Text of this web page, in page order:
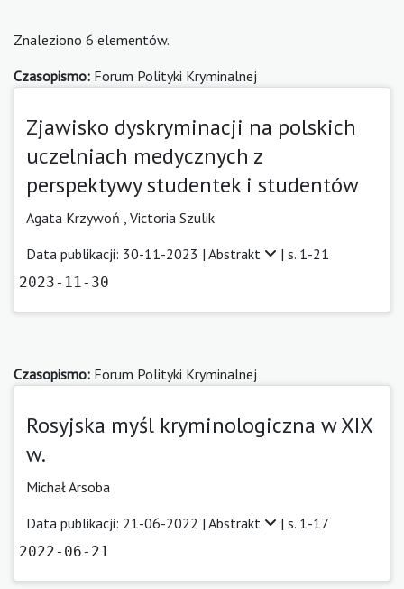
Znaleziono 6 elementów.
Czasopismo: Forum Polityki Kryminalnej
Zjawisko dyskryminacji na polskich
uczelniach medycznych z
perspektywy studentek i studentów
Agata Krzywoń Victoria Szulik
Data publikacji: 30-11-2023 | Abstrakt | s. 1-21
2023-11-30
Czasopismo: Forum Polityki Kryminalnej
Rosyjska myśl kryminologiczna w XIX
w.
Michał Arsoba
Data publikacji: 21-06-2022 | Abstrakt | s. 1-17
2022-06-21